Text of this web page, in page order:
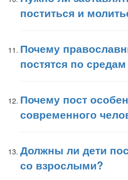
поститься и
Почему
постятся по
Почему пост
современного
Должны ли дети
со взрослыми?